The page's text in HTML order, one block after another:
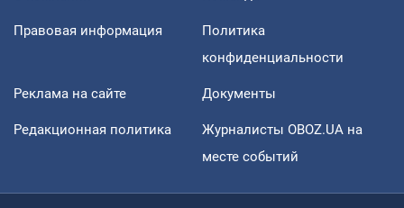
Правовая информация
Политика
конфиденциальности
Реклама на сайте Документы
Редакционная политика
Журналисты OBOZ.UA на
месте событий